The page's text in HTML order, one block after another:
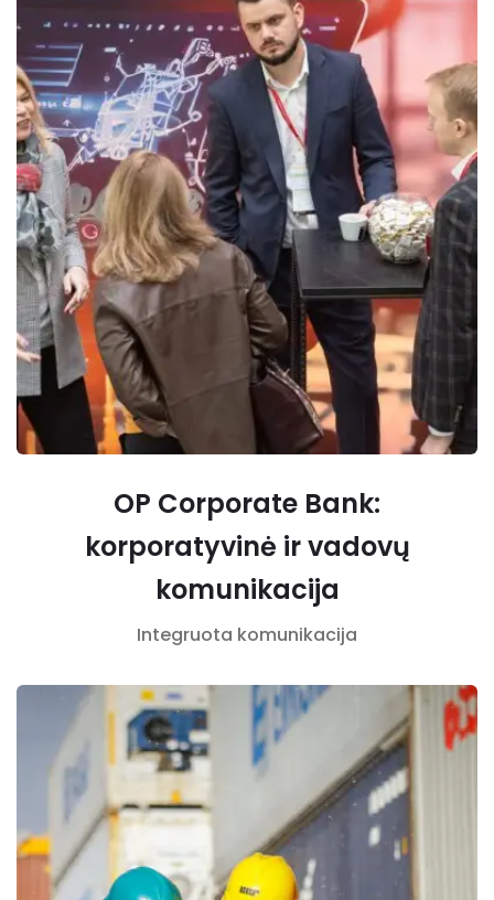
OP Corporate Bank:
korporatyvinė ir vadovų
komunikacija
Integruota komunikacija